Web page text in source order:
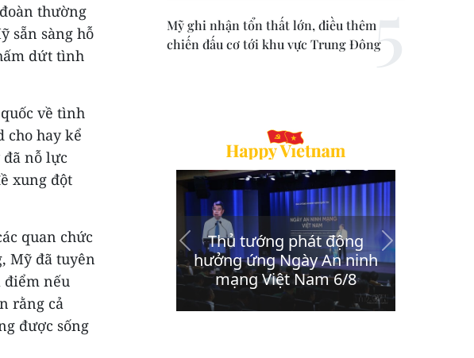
thường
sẵn sàng hỗ
dứt tình
về tình
cho hay kể
nỗ lực
xung đột
quan chức
Mỹ đã tuyên
điểm nếu
rằng cả
được sống
Mỹ ghi nhận tổn thất lớn, điều thêm
chiến đấu cơ tới khu vực Trung Đông